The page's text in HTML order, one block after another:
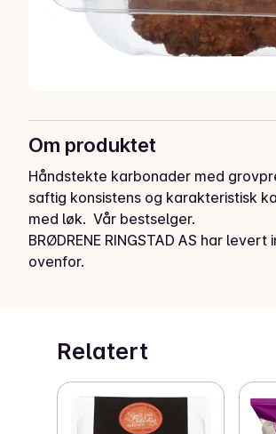
Om produktet
Håndstekte karbonader med
saftig konsistens og karakteristisk
med løk.  Vår bestselger.
BRØDRENE RINGSTAD AS har
ovenfor.
Relatert